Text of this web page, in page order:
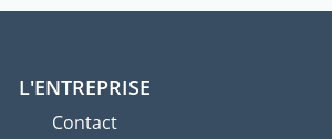
L'ENTREPRISE
Contact